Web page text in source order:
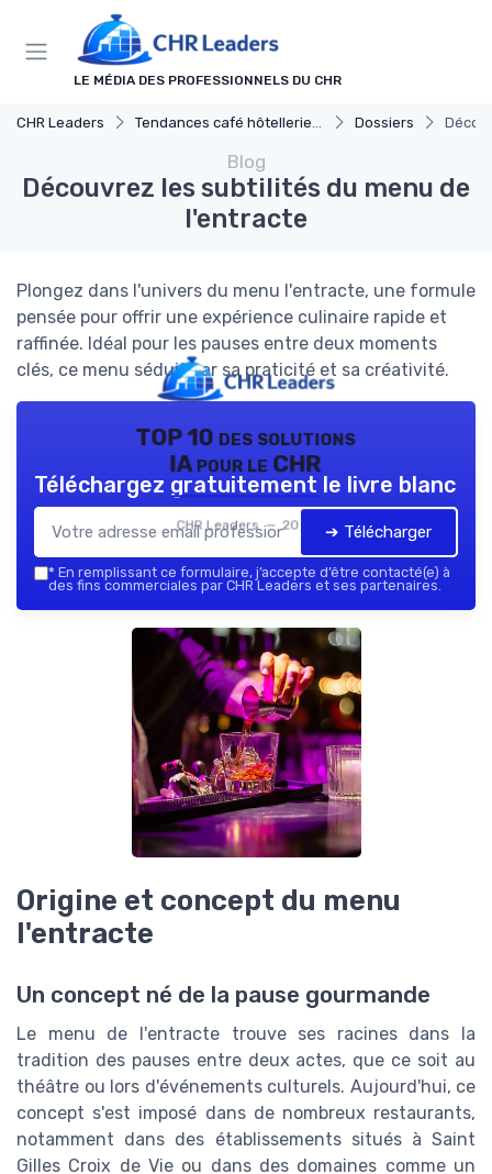
LE MÉDIA DES PROFESSIONNELS DU CHR
CHR Leaders Tendances café hôtellerie et restauration Dossiers
Blog
Découvrez les subtilités du menu de
l'entracte
Plongez dans l'univers du menu l'entracte, une formule
pensée pour offrir une expérience culinaire rapide et
raffinée. Idéal pour les pauses entre deux moments
clés, ce menu séduit par sa praticité et sa créativité.
TOP 10 des solutions
IA pour le CHR
CHR Leaders — 2026
Téléchargez gratuitement le livre blanc
➔ Télécharger
* En remplissant ce formulaire, j’accepte d’être contacté(e) à
des fins commerciales par CHR Leaders et ses partenaires.
Origine et concept du menu
l'entracte
Un concept né de la pause gourmande
Le menu de l'entracte trouve ses racines dans la
tradition des pauses entre deux actes, que ce soit au
théâtre ou lors d'événements culturels. Aujourd'hui, ce
concept s'est imposé dans de nombreux restaurants,
notamment dans des établissements situés à Saint
Gilles Croix de Vie ou dans des domaines comme un
Panneau de gestion des cookies